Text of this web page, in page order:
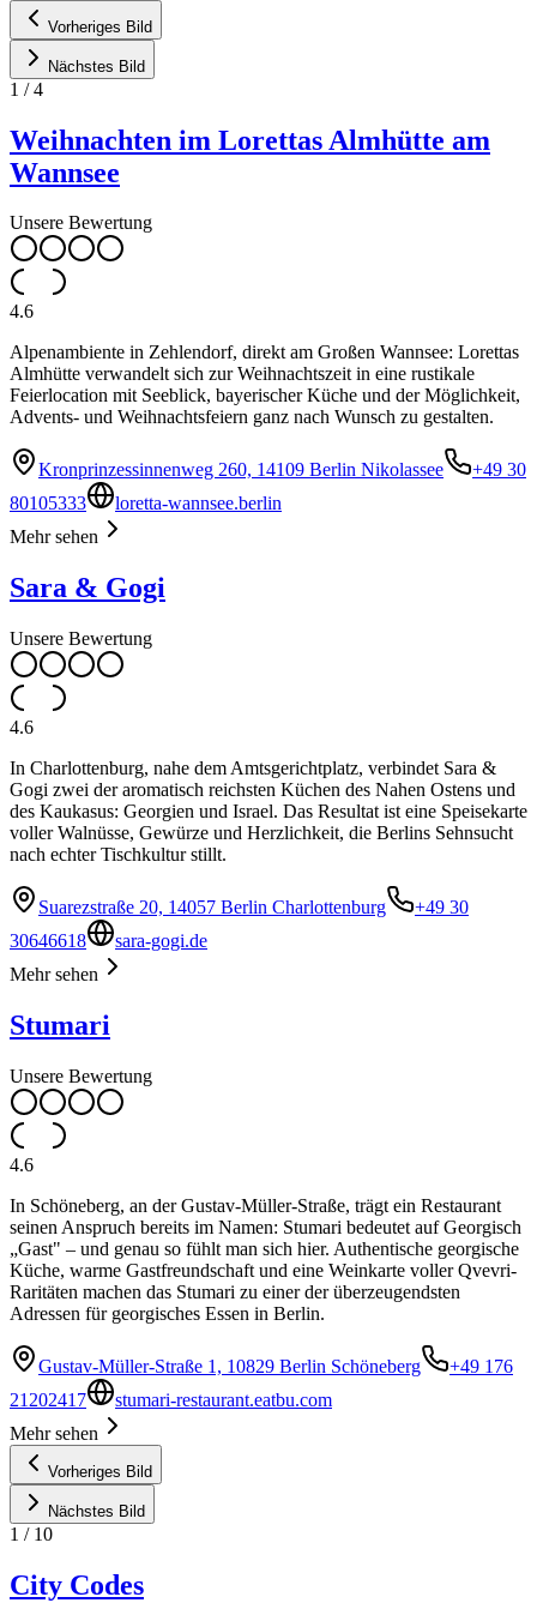
Vorheriges Bild
Nächstes Bild
1 /4
Weihnachten im Lorettas Almhütte am
Wannsee
Unsere Bewertung
4.6
Alpenambiente in Zehlendorf, direkt am Großen Wannsee: Lorettas
Almhütte verwandelt sich zur Weihnachtszeit in eine rustikale
Feierlocation mit Seeblick, bayerischer Küche und der Möglichkeit,
Advents- und Weihnachtsfeiern ganz nach Wunsch zu gestalten.
Kronprinzessinnenweg 260, 14109 Berlin Nikolassee
+49 30
80105333
loretta-wannsee.berlin
Mehr sehen
Sara & Gogi
Unsere Bewertung
4.6
In Charlottenburg, nahe dem Amtsgerichtplatz, verbindet Sara &
Gogi zwei der aromatisch reichsten Küchen des Nahen Ostens und
des Kaukasus: Georgien und Israel. Das Resultat ist eine Speisekarte
voller Walnüsse, Gewürze und Herzlichkeit, die Berlins Sehnsucht
nach echter Tischkultur stillt.
Suarezstraße 20, 14057 Berlin Charlottenburg
+49 30
30646618
sara-gogi.de
Mehr sehen
Stumari
Unsere Bewertung
4.6
In Schöneberg, an der Gustav-Müller-Straße, trägt ein Restaurant
seinen Anspruch bereits im Namen: Stumari bedeutet auf Georgisch
„Gast" – und genau so fühlt man sich hier. Authentische georgische
Küche, warme Gastfreundschaft und eine Weinkarte voller Qvevri-
Raritäten machen das Stumari zu einer der überzeugendsten
Adressen für georgisches Essen in Berlin.
Gustav-Müller-Straße 1, 10829 Berlin Schöneberg
+49 176
21202417
stumari-restaurant.eatbu.com
Mehr sehen
Vorheriges Bild
Nächstes Bild
1 / 10
City Codes